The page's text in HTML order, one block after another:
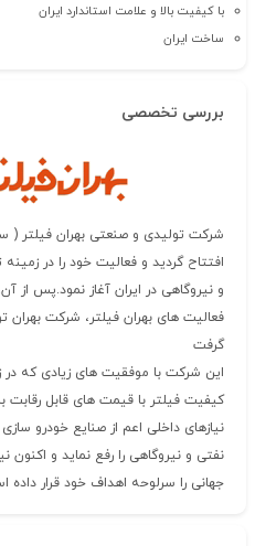
با کیفیت بالا و علامت استاندارد ایران
ساخت ایران
بررسی تخصصی
افتتاح گردید و فعالیت خود را در
فعالیت های بهران فیلتر، شرکت
گرفت
این شرکت با موفقیت های زیادی که در
کیفیت فیلتر با قیمت های قابل رقابت
نیازهای داخلی اعم از صنایع خودرو
نفتی و نیروگاهی را رفع نماید و اکنون
جهانی را سرلوحه اهداف خود قرار داده